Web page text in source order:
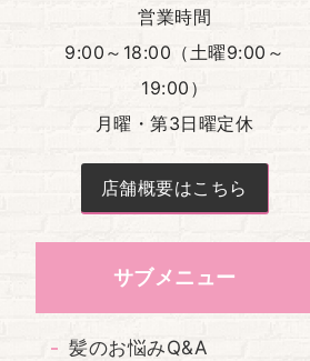
営業時間
9:00～18:00（土曜9:00～
19:00）
月曜・第3日曜定休
店舗概要はこちら
サブメニュー
髪のお悩みQ&A